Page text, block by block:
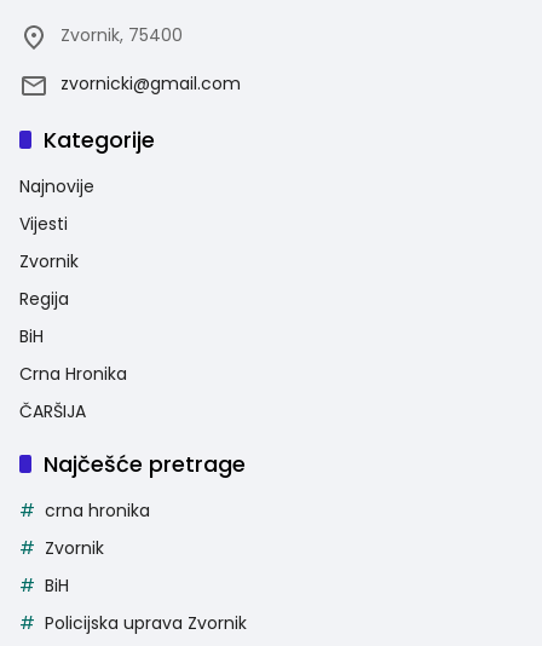
Zvornik, 75400
zvornicki@gmail.com
Kategorije
Najnovije
Vijesti
Zvornik
Regija
BiH
Crna Hronika
ČARŠIJA
Najčešće pretrage
crna hronika
Zvornik
BiH
Policijska uprava Zvornik